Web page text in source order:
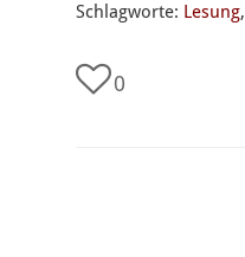
Schlagworte: Lesung,
0